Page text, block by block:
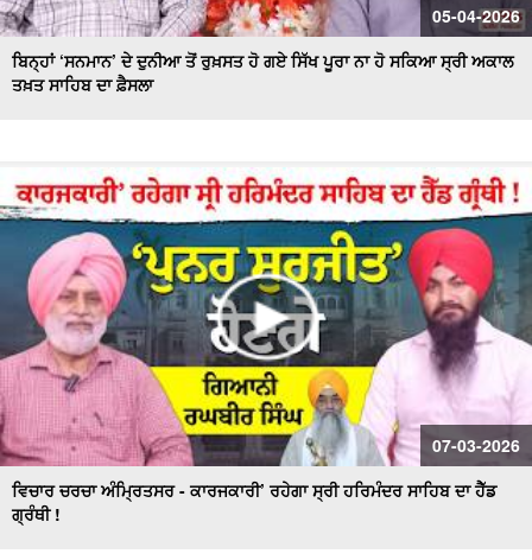
05-04-2026
ਬਿਨ੍ਹਾਂ ‘ਸਨਮਾਨ’ ਦੇ ਦੁਨੀਆ ਤੋਂ ਰੁਖ਼ਸਤ ਹੋ ਗਏ ਸਿੱਖ ਪੂਰਾ ਨਾ ਹੋ ਸਕਿਆ ਸ੍ਰੀ ਅਕਾਲ
ਤਖ਼ਤ ਸਾਹਿਬ ਦਾ ਫ਼ੈਸਲਾ
07-03-2026
ਵਿਚਾਰ ਚਰਚਾ ਅੰਮ੍ਰਿਤਸਰ - ਕਾਰਜਕਾਰੀ’ ਰਹੇਗਾ ਸ੍ਰੀ ਹਰਿਮੰਦਰ ਸਾਹਿਬ ਦਾ ਹੈੱਡ
ਗ੍ਰੰਥੀ !